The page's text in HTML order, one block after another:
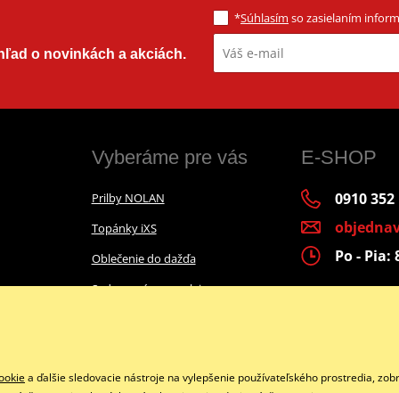
o novinkách a akciách.
*Súhlasím so zasielaním
Vyberáme pre vás
Prilby NOLAN
Topánky iXS
Oblečenie do dažďa
Sady na výmenu oleja
Tipy na darčeky
E-SHOP
0910 352
Po - Pia:
a ďalšie sledovacie nástroje na vylepšenie používateľského prostredia,